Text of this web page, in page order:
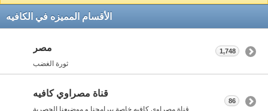
الأقسام المميزه في الكافيه
مصر
ثورة الغضب
1,748
قناة مصراوي كافيه
قناة مصراوي كافيه خاصة ببرامجنا و موضيعنا الحصرية
86